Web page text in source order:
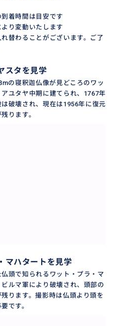
着時間は目安です
り変動いたします
替わることがございます。ご了
スタを見学
の寝釈迦仏像が見どころのワッ
アユタヤ中期に建てられ、1767年
破壊され、現在は1956年に復元
ります。
マハタートを見学
頭で知られるワット・プラ・マ
ルマ軍により破壊され、頭部の
ります。撮影時は仏頭より頭を
です。